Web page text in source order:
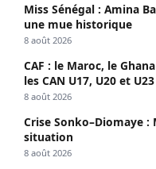
Miss Sénégal : Amina
une mue historique
8 août 2026
CAF : le Maroc, le
les CAN U17, U20 et
8 août 2026
Crise Sonko–Diomaye
situation
8 août 2026